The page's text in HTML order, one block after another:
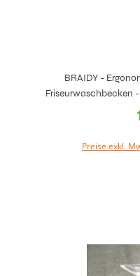
BRAIDY -
Friseurwaschbecken
Preise exkl.